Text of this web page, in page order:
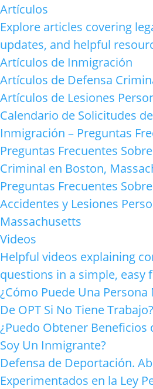
Artículos
Explore articles covering
updates, and helpful
Artículos de Inmigración
Artículos de Defensa
Artículos de Lesiones
Calendario de Solicitudes
Inmigración – Preguntas
Preguntas Frecuentes
Criminal en Boston,
Preguntas Frecuentes
Accidentes y Lesiones
Massachusetts
Videos
Helpful videos explaining
questions in a simple, easy
¿Cómo Puede Una
De OPT Si No Tiene Trabajo?
¿Puedo Obtener Beneficios
Soy Un Inmigrante?
Defensa de Deportación.
Experimentados en la Ley